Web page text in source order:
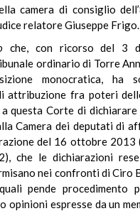
camera di consiglio
relatore Giuseppe Frigo.
che, con ricorso del 3
ordinario di Torre
monocratica, ha
attribuzione fra poteri
a questa Corte di dichiarare
Camera dei deputati di
del 16 ottobre 2013
che le dichiarazioni rese
nei confronti di Ciro
pende procedimento
opinioni espresse da un